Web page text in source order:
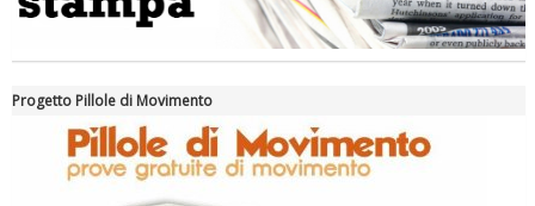
Progetto Pillole di Movimento